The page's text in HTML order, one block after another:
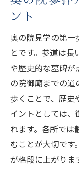
ント
奥の院見学の第
とです。参道は
や歴史的な墓碑が
の院御廟までの道
歩くことで、歴史
イントとしては
れます。各所では
むことが大切です
が格段に上がりま